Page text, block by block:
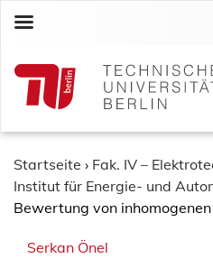
c
Startseite › Fak. IV –
Institut für Energie- und
Bewertung von
Serkan Önel